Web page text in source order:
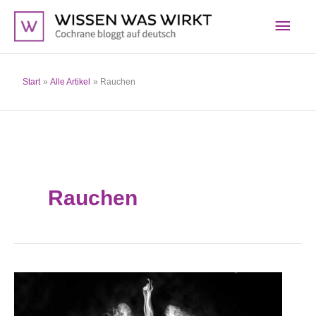
Inhalt
springen
Start Alle Artikel Rauchen
Rauchen